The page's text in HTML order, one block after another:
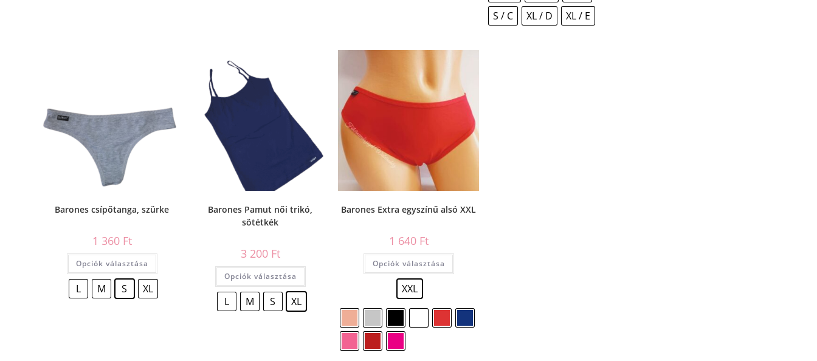
S / C
XL / D XL / E
Barones csípőtanga, szürke
1 360 Ft
Opciók választása
L M S XL
Barones Pamut női trikó,
sötétkék
3 200 Ft
Opciók választása
L M S XL
Barones Extra egyszínű alsó XXL
1 640 Ft
Opciók választása
XXL